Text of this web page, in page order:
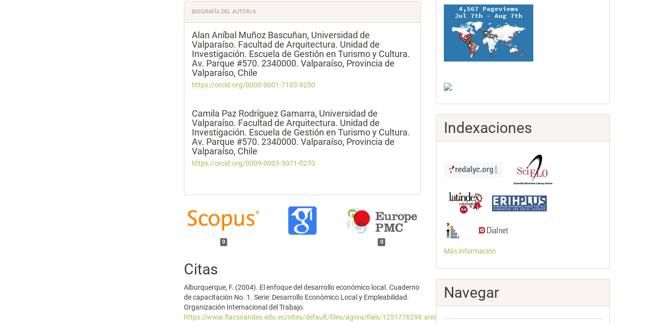
BIOGRAFÍA DEL AUTOR/A
Alan Aníbal Muñoz Bascuñan, Universidad de
Valparaíso. Facultad de Arquitectura. Unidad de
Investigación. Escuela de Gestión en Turismo y Cultura.
Av. Parque #570. 2340000. Valparaíso, Provincia de
Valparaíso, Chile
https://orcid.org/0000-0001-7103-9250
Camila Paz Rodríguez Gamarra, Universidad de
Valparaíso. Facultad de Arquitectura. Unidad de
Investigación. Escuela de Gestión en Turismo y Cultura.
Av. Parque #570. 2340000. Valparaíso, Provincia de
Valparaíso, Chile
https://orcid.org/0009-0003-5071-0270
0 0
Citas
Alburquerque, F. (2004). El enfoque del desarrollo económico local. Cuaderno
de capacitación No. 1. Serie: Desarrollo Económico Local y Empleabilidad.
Organización Internacional del Trabajo.
https://www.flacsoandes.edu.ec/sites/default/files/agora/files/1251776298.area_enfoque_del_0.pdf
Indexaciones
Más información
Navegar